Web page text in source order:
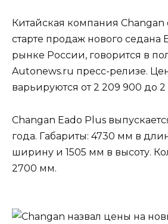
Китайская компания Changan
старте продаж нового седана
рынке России, говорится в
Autonews.ru пресс-релизе.
варьируются от 2 209 900 до 2
Changan Eado Plus
года. Габариты: 4730 мм в
ширину и 1505 мм в высоту.
2700 мм.